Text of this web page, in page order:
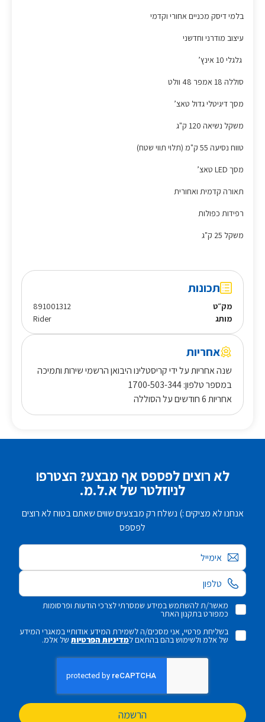
בלמי דיסק מכניים אחורי וקדמי
עיצוב מודרני וחדשני
גלגלי 10 אינץ’
סוללה 18 אמפר 48 וולט
מסך דיגיטלי גדול טאצ’
משקל נשיאה 120 ק"ג
טווח נסיעה 55 ק"מ (תלוי תווי שטח)
מסך LED טאצ’
תאורה קדמית ואחורית
רפידות כפולות
משקל 25 ק"ג
תכונות
מק״ט
891001312
מותג
Rider
אחריות
שנה אחריות על ידי קריסטלינו היבואן הרשמי שירות ותמיכה
במספר טלפון: 1700-503-344
אחריות 6 חודשים על הסוללה
לא רוצים לפספס אף מבצע? הצטרפו
לניוזלטר של א.ל.מ.
אנחנו לא מציקים :) נשלח רק מבצעים שווים שאתם בטוח לא רוצים
לפספס
אימייל
מאשר/ת להשתמש במידע שמסרתי לצרכי הודעות ופרסומות
כמפורט בתקנון האתר
בשליחת פרטיי, אני מסכים/ה לשמירת המידע אודותיי במאגרי המידע
של אלמ ולשימוש בהם בהתאם למדיניות הפרטיותשל אלמ.
הרשמה